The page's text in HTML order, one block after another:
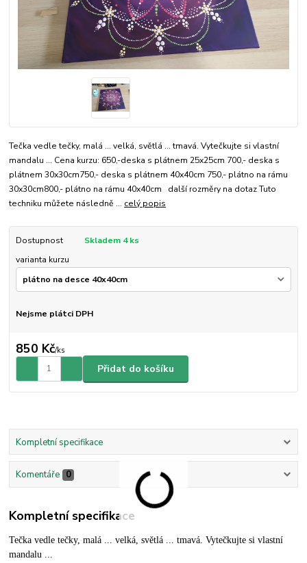
Tečka vedle tečky, malá ... velká, světlá ... tmavá. Vytečkujte si vlastní
mandalu ... Cena kurzu: 650,-deska s plátnem 25x25cm 700,- deska s
plátnem 30x30cm750,- deska s plátnem 40x40cm 750,- plátno na rámu
30x30cm800,- plátno na rámu 40x40cm další rozměry na dotaz Tuto
techniku můžete následně ... celý popis
Dostupnost
Skladem 4 ks
varianta kurzu
Nejsme plátci DPH
850 Kč/ks
Přidat do košíku
Kompletní specifikace
Komentáře 0
Kompletní specifikace
Tečka vedle tečky, malá ... velká, světlá ... tmavá. Vytečkujte si vlastní
mandalu ...